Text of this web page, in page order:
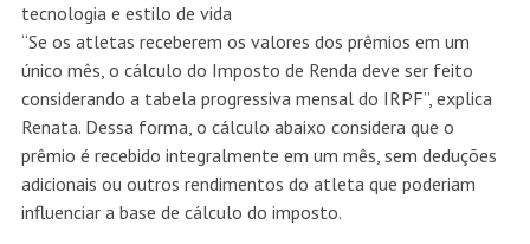
tecnologia e estilo de vida
“Se os atletas receberem os valores dos prêmios em um
único mês, o cálculo do Imposto de Renda deve ser feito
considerando a tabela progressiva mensal do IRPF”, explica
Renata. Dessa forma, o cálculo abaixo considera que o
prêmio é recebido integralmente em um mês, sem deduções
adicionais ou outros rendimentos do atleta que poderiam
influenciar a base de cálculo do imposto.